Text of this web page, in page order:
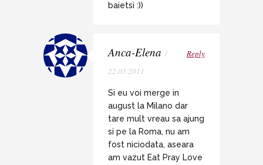
baietsi :))
Anca-Elena /
22.05.2011
Reply
Si eu voi merge in
august la Milano dar
tare mult vreau sa ajung
si pe la Roma, nu am
fost niciodata, aseara
am vazut Eat Pray Love